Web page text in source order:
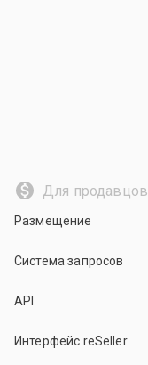
Для продавцов
Размещение
Система запросов
API
Интерфейс reSeller